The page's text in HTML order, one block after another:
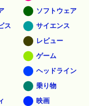
ソフトウェア
ス
サイエンス
レビュー
ゲーム
ヘッドライン
乗り物
映画